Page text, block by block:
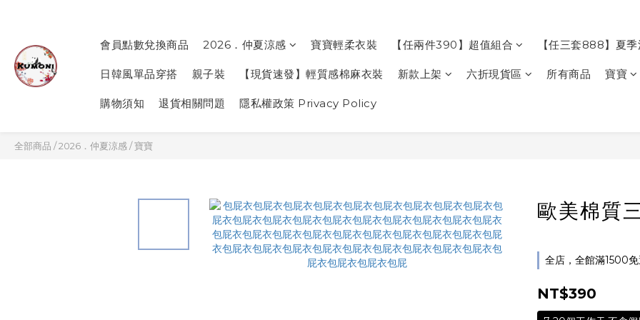
會員點數兌換商品 2026．仲夏涼感 寶寶輕柔衣裝 【任兩件390】超值組合 【任三套888】夏
日韓風單品穿搭 親子裝 【現貨速發】輕質感棉麻衣裝 新款上架 六折現貨區 所有商品 寶寶
購物須知 退貨相關問題 隱私權政策 Privacy Policy
全部商品 /2026．仲夏涼感/寶寶
歐美棉質
全店，全館滿1500
NT$390